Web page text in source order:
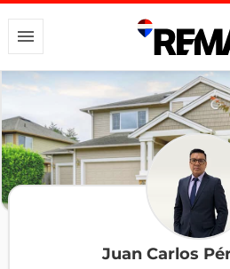
Juan Carlos